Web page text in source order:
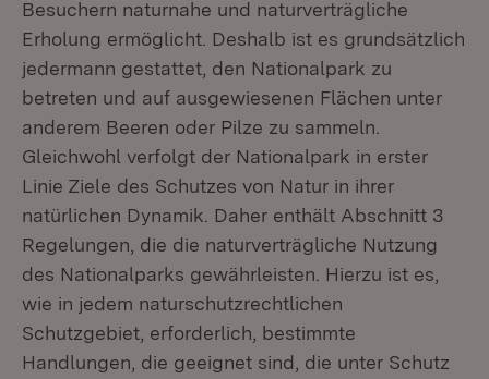
Besuchern naturnahe und naturverträgliche
Erholung ermöglicht. Deshalb ist es grundsätzlich
jedermann gestattet, den Nationalpark zu
betreten und auf ausgewiesenen Flächen unter
anderem Beeren oder Pilze zu sammeln.
Gleichwohl verfolgt der Nationalpark in erster
Linie Ziele des Schutzes von Natur in ihrer
natürlichen Dynamik. Daher enthält Abschnitt 3
Regelungen, die die naturverträgliche Nutzung
des Nationalparks gewährleisten. Hierzu ist es,
wie in jedem naturschutzrechtlichen
Schutzgebiet, erforderlich, bestimmte
Handlungen, die geeignet sind, die unter Schutz